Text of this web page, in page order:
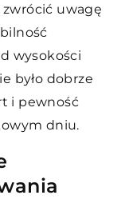
uwagę
wysokości
było dobrze
i pewność
dniu.